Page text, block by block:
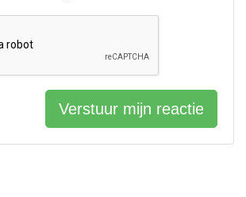
Verstuur mijn reactie